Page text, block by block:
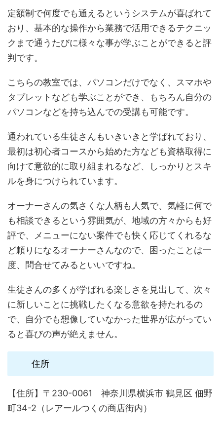
定額制で何度でも通えるというシステムが喜ばれて
おり、基本的な操作から業務で活用できるテクニッ
クまで通うたびに様々な事が学ぶことができると評
判です。
こちらの教室では、パソコンだけでなく、スマホや
タブレットなども学ぶことができ、もちろん自分の
パソコンなどを持ち込んでの受講も可能です。
通われている生徒さんもいきいきと学ばれており、
最初は初心者コースから始めた方なども資格取得に
向けて意欲的に取り組まれるなど、しっかりとスキ
ルを身につけられています。
オーナーさんの気さくな人柄も人気で、気軽に何で
も相談できるという雰囲気が、地域の方々からも好
評で、メニューにない案件でも快く応じてくれるな
ど頼りになるオーナーさんなので、困ったことは一
度、問合せてみるといいですね。
生徒さんの多くが学ばれる楽しさを見出して、次々
に新しいことに挑戦したくなる意欲を持たれるの
で、自分でも想像していなかった世界が広がってい
ると喜びの声が絶えません。
住所
【住所】〒230-0061 神奈川県横浜市 鶴見区 佃野
町34-2（レアールつくの商店街内）